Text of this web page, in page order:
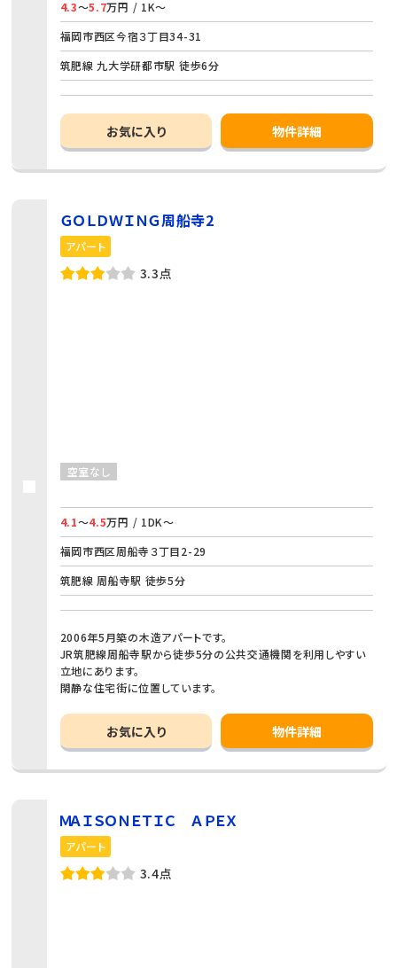
4.3～5.7万円 / 1K～
福岡市西区今宿３丁目34-31
筑肥線 九大学研都市駅 徒歩6分
お気に入り 物件詳細
ＧＯＬＤＷＩＮＧ周船寺2
アパート
3.3点
空室なし
4.1～4.5万円 / 1DK～
福岡市西区周船寺３丁目2-29
筑肥線 周船寺駅 徒歩5分
2006年5月築の木造アパートです。
JR筑肥線周船寺駅から徒歩5分の公共交通機関を利用しやすい
立地にあります。
閑静な住宅街に位置しています。
お気に入り 物件詳細
ＭＡＩＳＯＮＥＴＩＣ ＡＰＥＸ
アパート
3.4点